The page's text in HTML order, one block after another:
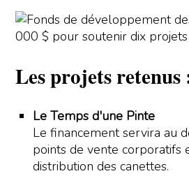
Les projets retenus
Le Temps d'une Pinte
Le financement servira au
points de vente corporatifs
distribution des canettes.